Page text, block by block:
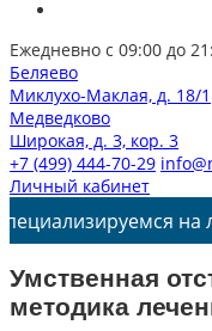
Ежедневно с 09:00 до
Беляево
Миклухо-Маклая, д. 18/1
Медведково
Широкая, д. 3, кор. 3
+7 (499) 444-70-29
Личный кабинет
на лечении:
Умственная
методика